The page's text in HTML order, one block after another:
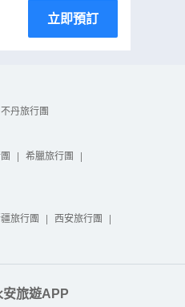
立即預訂
不丹旅行團
| 希臘旅行團 |
旅行團 | 西安旅行團 |
安旅遊APP